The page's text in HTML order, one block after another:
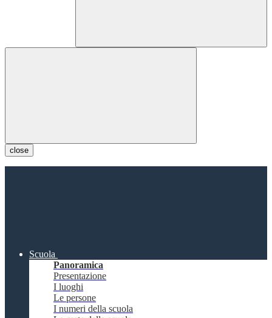
close
Scuola
Panoramica
Presentazione
I luoghi
Le persone
I numeri della scuola